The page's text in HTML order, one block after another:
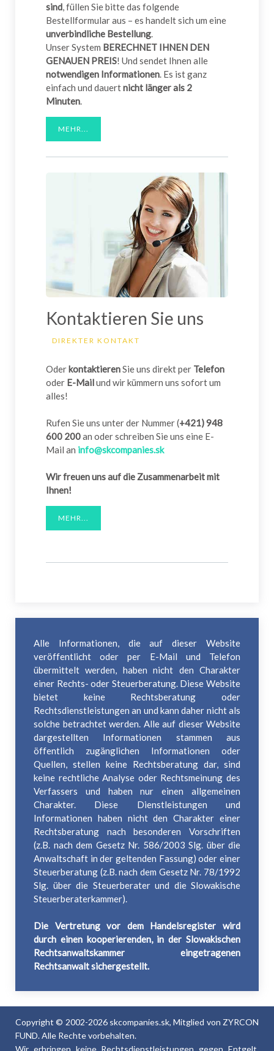
sind, füllen Sie bitte das folgende
Bestellformular aus – es handelt sich um eine
unverbindliche Bestellung.
Unser System BERECHNET IHNEN DEN
GENAUEN PREIS! Und sendet Ihnen alle
notwendigen Informationen. Es ist ganz
einfach und dauertnicht länger als 2
Minuten.
MEHR...
Kontaktieren Sie uns
DIREKTER KONTAKT
OderkontaktierenSie uns direkt per Telefon
oder E-Mailund wir kümmern uns sofort um
alles!
Rufen Sie uns unter der Nummer (+421) 948
600 200an oder schreiben Sie uns eine E-
Mail an info@skcompanies.sk
Wir freuen uns auf die Zusammenarbeit mit
Ihnen!
MEHR...
Alle Informationen, die auf dieser Website
veröffentlicht oder per E-Mail und Telefon
übermittelt werden, haben nicht den Charakter
einer Rechts- oder Steuerberatung. Diese Website
bietet keine Rechtsberatung oder
Rechtsdienstleistungen an und kann daher nicht als
solche betrachtet werden. Alle auf dieser Website
dargestellten Informationen stammen aus
öffentlich zugänglichen Informationen oder
Quellen, stellen keine Rechtsberatung dar, sind
keine rechtliche Analyse oder Rechtsmeinung des
Verfassers und haben nur einen allgemeinen
Charakter. Diese Dienstleistungen und
Informationen haben nicht den Charakter einer
Rechtsberatung nach besonderen Vorschriften
(z.B. nach dem Gesetz Nr. 586/2003 Slg. über die
Anwaltschaft in der geltenden Fassung) oder einer
Steuerberatung (z.B. nach dem Gesetz Nr. 78/1992
Slg. über die Steuerberater und die Slowakische
Steuerberaterkammer).
Die Vertretung vor dem Handelsregister wird
durch einen kooperierenden, in der Slowakischen
Rechtsanwaltskammer eingetragenen
Rechtsanwalt sichergestellt.
Copyright © 2002-2026 skcompanies.sk, Mitglied von ZYRCON
FUND. Alle Rechte vorbehalten.